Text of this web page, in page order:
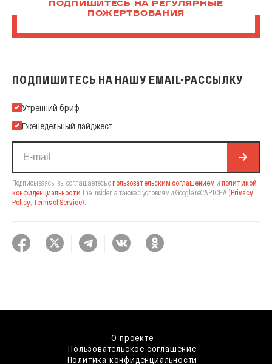
ПОДПИШИТЕСЬ НА РЕГУЛЯРНЫЕ
ПОЖЕРТВОВАНИЯ
ПОДПИШИТЕСЬ НА НАШУ EMAIL-РАССЫЛКУ
Подпишитесь на нашу Email-рассылку
Утренний бриф
Еженедельный дайджест
Подписываясь, вы соглашаетесь спользовательским соглашением и политикой
конфиденциальности The Insider, а также с условиями Google reCAPTCHA (Privacy
Policy, Terms of Service).
О проекте
Пользовательское соглашение
Политика конфиденциальности